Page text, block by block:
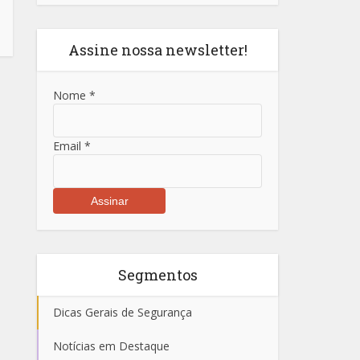
Assine nossa newsletter!
Nome *
Email *
Segmentos
Dicas Gerais de Segurança
Notícias em Destaque